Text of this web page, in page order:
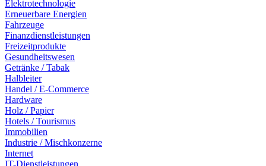
Elektrotechnologie
Erneuerbare Energien
Fahrzeuge
Finanzdienstleistungen
Freizeitprodukte
Gesundheitswesen
Getränke / Tabak
Halbleiter
Handel / E-Commerce
Hardware
Holz / Papier
Hotels / Tourismus
Immobilien
Industrie / Mischkonzerne
Internet
IT-Dienstleistungen